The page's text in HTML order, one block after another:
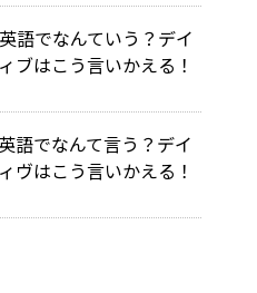
語でなんていう？デイ
ブはこう言いかえる！
語でなんて言う？デイ
ヴはこう言いかえる！